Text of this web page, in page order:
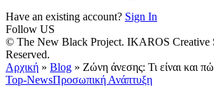
Have an existing account? Sign In
Follow US
© The New Black Project. IKAROS Creative
Reserved.
Αρχική » Blog » Ζώνη άνεσης: Τι είναι και
Top-NewsΠροσωπική Ανάπτυξη